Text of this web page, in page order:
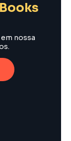
nossa